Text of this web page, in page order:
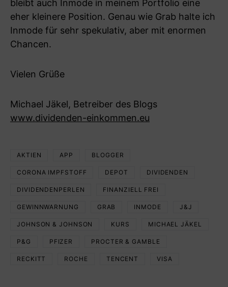
bleibt auch Inmode in meinem Portfolio eine
eher kleinere Position. Genau wie Grab halte ich
Inmode für sehr spekulativ, aber mit enormen
Chancen.
Vielen Grüße
Michael Jäkel, Betreiber des Blogs
www.dividenden-einkommen.eu
AKTIEN APP BLOGGER
CORONA IMPFSTOFF DEPOT DIVIDENDEN
DIVIDENDENPERLEN FINANZIELL FREI
GEWINNWARNUNG GRAB INMODE J&J
JOHNSON & JOHNSON KURS MICHAEL JÄKEL
P&G PFIZER PROCTER & GAMBLE
RECKITT ROCHE TENCENT VISA